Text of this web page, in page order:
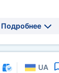
Подробнее
UA